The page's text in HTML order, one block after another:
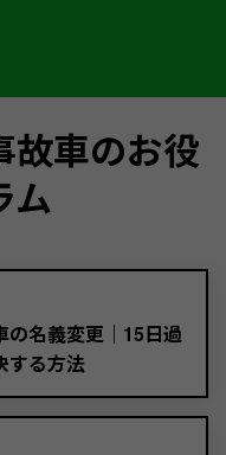
故車のお役
ム
の名義変更｜15日過
する方法